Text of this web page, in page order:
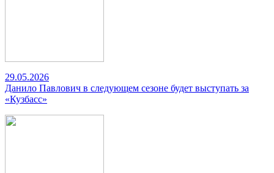
29.05.2026
Данило Павлович в следующем сезоне будет выступать за
«Кузбасс»